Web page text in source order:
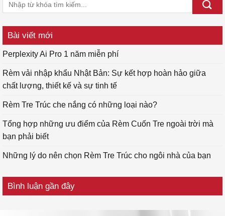
Bài viết mới
Perplexity Ai Pro 1 năm miễn phí
Rèm vải nhập khẩu Nhật Bản: Sự kết hợp hoàn hảo giữa
chất lượng, thiết kế và sự tinh tế
Rèm Tre Trúc che nắng có những loại nào?
Tổng hợp những ưu điểm của Rèm Cuốn Tre ngoài trời mà
bạn phải biết
Những lý do nên chọn Rèm Tre Trúc cho ngôi nhà của bạn
Bình luận gần đây